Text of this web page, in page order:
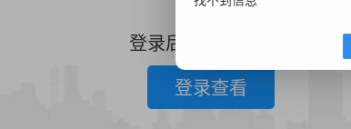
登录后查看更多信息
登录查看